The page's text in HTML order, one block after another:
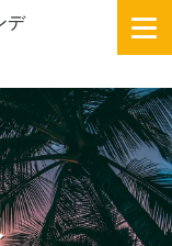
デ